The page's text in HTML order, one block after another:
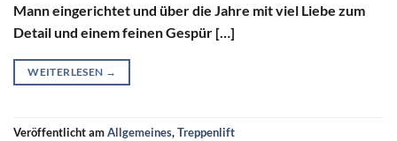
Mann eingerichtet und über die Jahre mit viel Liebe zum
Detail und einem feinen Gespür […]
WEITERLESEN →
Veröffentlicht amAllgemeines,Treppenlift